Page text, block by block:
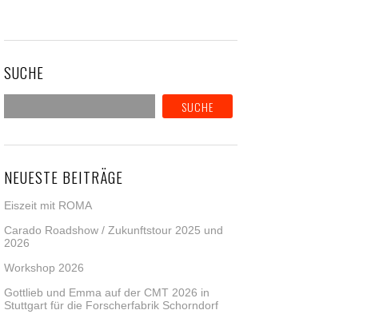
SUCHE
NEUESTE BEITRÄGE
Eiszeit mit ROMA
Carado Roadshow / Zukunftstour 2025 und
2026
Workshop 2026
Gottlieb und Emma auf der CMT 2026 in
Stuttgart für die Forscherfabrik Schorndorf